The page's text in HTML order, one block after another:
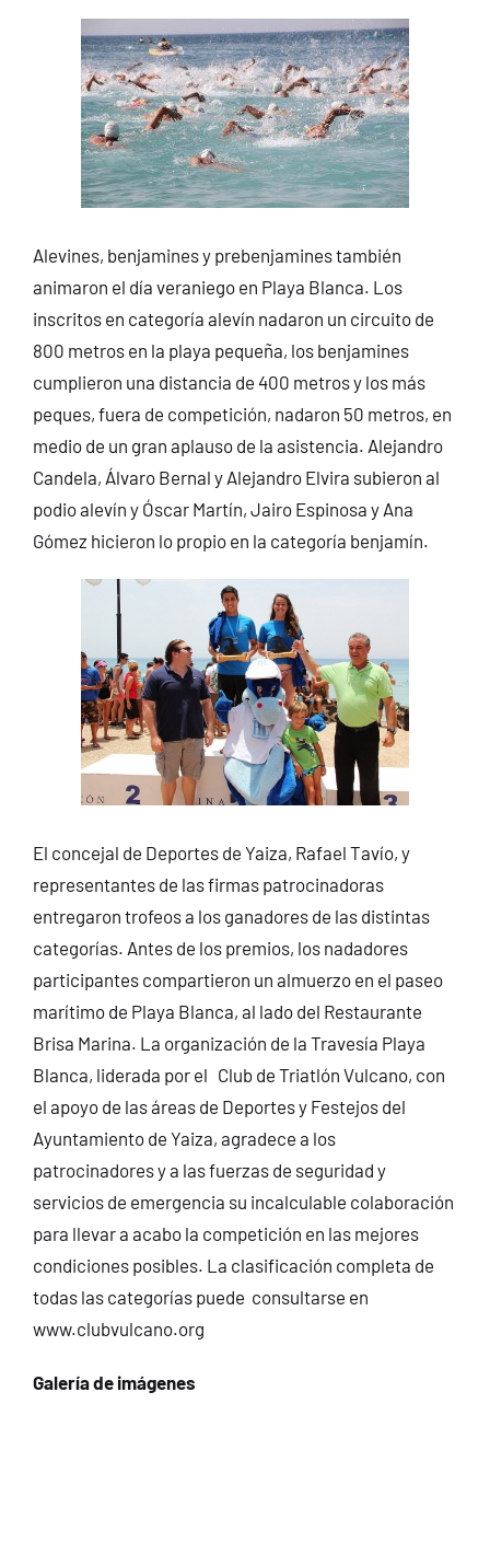
Alevines, benjamines y prebenjamines también
animaron el día veraniego en Playa Blanca. Los
inscritos en categoría alevín nadaron un circuito de
800 metros en la playa pequeña, los benjamines
cumplieron una distancia de 400 metros y los más
peques, fuera de competición, nadaron 50 metros, en
medio de un gran aplauso de la asistencia. Alejandro
Candela, Álvaro Bernal y Alejandro Elvira subieron al
podio alevín y Óscar Martín, Jairo Espinosa y Ana
Gómez hicieron lo propio en la categoría benjamín.
El concejal de Deportes de Yaiza, Rafael Tavío, y
representantes de las firmas patrocinadoras
entregaron trofeos a los ganadores de las distintas
categorías. Antes de los premios, los nadadores
participantes compartieron un almuerzo en el paseo
marítimo de Playa Blanca, al lado del Restaurante
Brisa Marina. La organización de la Travesía Playa
Blanca, liderada por el Club de Triatlón Vulcano, con
el apoyo de las áreas de Deportes y Festejos del
Ayuntamiento de Yaiza, agradece a los
patrocinadores y a las fuerzas de seguridad y
servicios de emergencia su incalculable colaboración
para llevar a acabo la competición en las mejores
condiciones posibles. La clasificación completa de
todas las categorías puede consultarse en
www.clubvulcano.org
Galería de imágenes